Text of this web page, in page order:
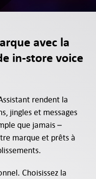
avec la
in-store voice
rendent la
jingles et messages
que jamais –
marque et prêts à
Choisissez la